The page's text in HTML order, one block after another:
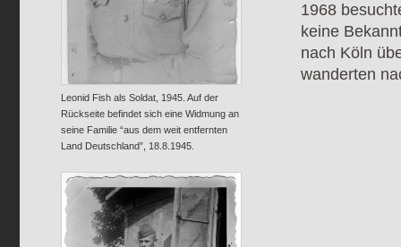
Leonid Fish als Soldat, 1945. Auf der
Rückseite befindet sich eine Widmung an
seine Familie “aus dem weit entfernten
Land Deutschland”, 18.8.1945.
1968
keine
nach Köln
wanderten